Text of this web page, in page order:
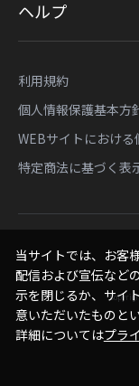
ヘルプ
利用規約
個人情報保護基本方
WEBサイトにおけ
特定商法に基づく表
当サイトでは、お客
配信および宣伝など
示を閉じるか、サイ
意いただいたものと
詳細についてはプラ